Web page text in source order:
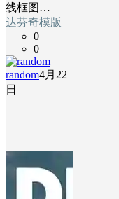
线框图…
达芬奇模版
0
0
random4月22
日